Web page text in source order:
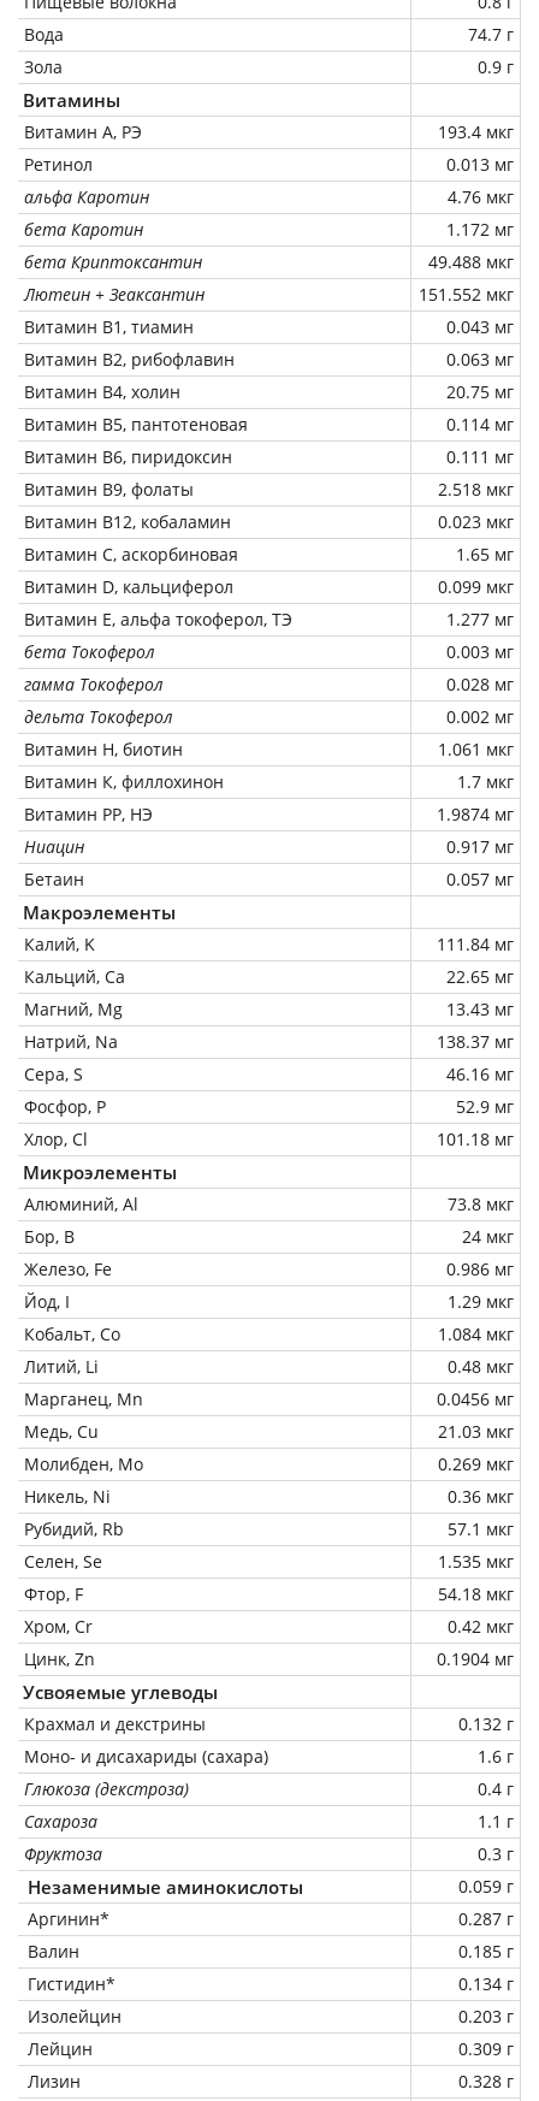
Вода
74.7 г
Зола
0.9 г
Витамины
Витамин А, РЭ
193.4 мкг
Ретинол
0.013 мг
альфа Каротин
4.76 мкг
бета Каротин
1.172 мг
бета Криптоксантин
49.488 мкг
Лютеин + Зеаксантин
151.552 мкг
Витамин В1, тиамин
0.043 мг
Витамин В2, рибофлавин
0.063 мг
Витамин В4, холин
20.75 мг
Витамин В5, пантотеновая
0.114 мг
Витамин В6, пиридоксин
0.111 мг
Витамин В9, фолаты
2.518 мкг
Витамин В12, кобаламин
0.023 мкг
Витамин C, аскорбиновая
1.65 мг
Витамин D, кальциферол
0.099 мкг
Витамин Е, альфа токоферол, ТЭ
1.277 мг
бета Токоферол
0.003 мг
гамма Токоферол
0.028 мг
дельта Токоферол
0.002 мг
Витамин Н, биотин
1.061 мкг
Витамин К, филлохинон
1.7 мкг
Витамин РР, НЭ
1.9874 мг
Ниацин
0.917 мг
Бетаин
0.057 мг
Макроэлементы
Калий, K
111.84 мг
Кальций, Ca
22.65 мг
Магний, Mg
13.43 мг
Натрий, Na
138.37 мг
Сера, S
46.16 мг
Фосфор, P
52.9 мг
Хлор, Cl
101.18 мг
Микроэлементы
Алюминий, Al
73.8 мкг
Бор, B
24 мкг
Железо, Fe
0.986 мг
Йод, I
1.29 мкг
Кобальт, Co
1.084 мкг
Литий, Li
0.48 мкг
Марганец, Mn
0.0456 мг
Медь, Cu
21.03 мкг
Молибден, Mo
0.269 мкг
Никель, Ni
0.36 мкг
Рубидий, Rb
57.1 мкг
Селен, Se
1.535 мкг
Фтор, F
54.18 мкг
Хром, Cr
0.42 мкг
Цинк, Zn
0.1904 мг
Усвояемые углеводы
Крахмал и декстрины
0.132 г
Моно- и дисахариды (сахара)
1.6 г
Глюкоза (декстроза)
0.4 г
Сахароза
1.1 г
Фруктоза
0.3 г
Незаменимые аминокислоты
0.059 г
Аргинин*
0.287 г
Валин
0.185 г
Гистидин*
0.134 г
Изолейцин
0.203 г
Лейцин
0.309 г
Лизин
0.328 г